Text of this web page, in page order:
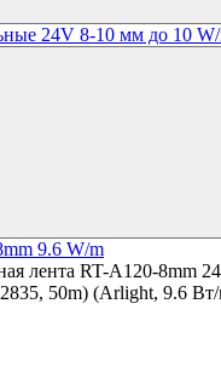
24V 8-10 мм до 10
9.6 W/m
лента RT-A120-8mm
50m) (Arlight, 9.6